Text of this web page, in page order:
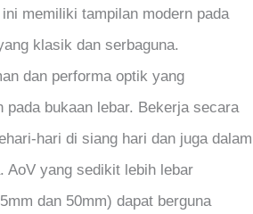
memiliki tampilan modern pada
klasik dan serbaguna.
dan performa optik yang
pada bukaan lebar. Bekerja secara
hari di siang hari dan juga dalam
AoV yang sedikit lebih lebar
dan 50mm) dapat berguna